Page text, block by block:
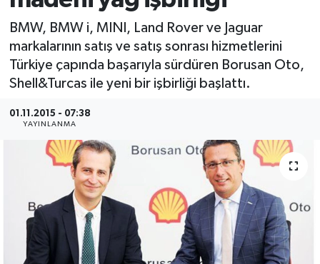
BMW, BMW i, MINI, Land Rover ve Jaguar
markalarının satış ve satış sonrası hizmetlerini
Türkiye çapında başarıyla sürdüren Borusan Oto,
Shell&Turcas ile yeni bir işbirliği başlattı.
01.11.2015 - 07:38
YAYINLANMA
GÜNCEL
HABERLER
KAPAK
OSB
SEKTÖR
ŞİRKET PANO
SÖYLEŞİ
ÜLKE